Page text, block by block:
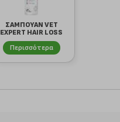
ΣΑΜΠΟΥΑΝ VET
EXPERT HAIR LOSS
SHAMPOO LONG
HA...
Περισσότερα